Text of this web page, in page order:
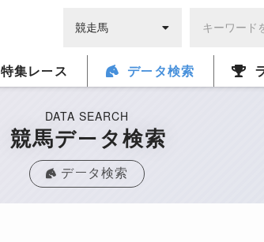
特集レース データ検索
DATA SEARCH
競馬データ検索
データ検索